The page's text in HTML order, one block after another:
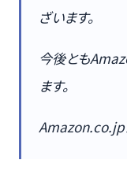
ざいます。
今後とも
ます。
Amazon.co.jp